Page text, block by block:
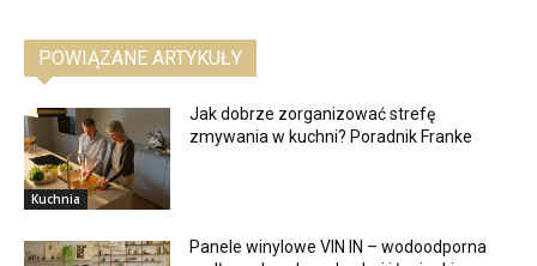
POWIĄZANE ARTYKUŁY
Kuchnia
Jak dobrze zorganizować strefę
zmywania w kuchni? Poradnik Franke
Panele winylowe VIN IN – wodoodporna